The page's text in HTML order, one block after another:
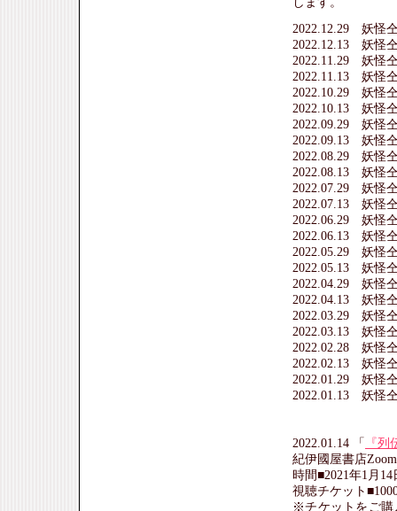
2022.12.29 妖
2022.12.13 妖
2022.11.29 妖
2022.11.13 妖
2022.10.29 妖
2022.10.13 妖
2022.09.29 妖
2022.09.13 妖
2022.08.29 妖
2022.08.13 妖
2022.07.29 妖
2022.07.13 妖
2022.06.29 妖
2022.06.13 妖
2022.05.29 妖
2022.05.13 妖
2022.04.29 妖
2022.04.13 妖
2022.03.29 妖
2022.03.13 妖
2022.02.28 妖
2022.02.13 妖
2022.01.29 妖
2022.01.13 妖
2022.01.14 「
『
紀伊國屋書店
時間■2021年1月
視聴チケット
※チケットをご購